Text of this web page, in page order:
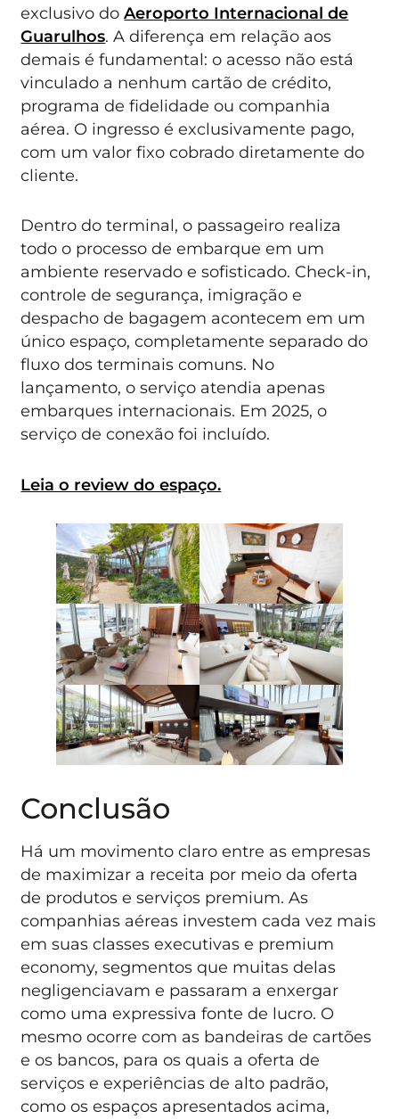
exclusivo doAeroporto Internacional de
Guarulhos. A diferença em relação aos
demais é fundamental: o acesso não está
vinculado a nenhum cartão de crédito,
programa de fidelidade ou companhia
aérea. O ingresso é exclusivamente pago,
com um valor fixo cobrado diretamente do
cliente.
Dentro do terminal, o passageiro realiza
todo o processo de embarque em um
ambiente reservado e sofisticado. Check-in,
controle de segurança, imigração e
despacho de bagagem acontecem em um
único espaço, completamente separado do
fluxo dos terminais comuns. No
lançamento, o serviço atendia apenas
embarques internacionais. Em 2025, o
serviço de conexão foi incluído.
Leia o review do espaço.
Conclusão
Há um movimento claro entre as empresas
de maximizar a receita por meio da oferta
de produtos e serviços premium. As
companhias aéreas investem cada vez mais
em suas classes executivas e premium
economy, segmentos que muitas delas
negligenciavam e passaram a enxergar
como uma expressiva fonte de lucro. O
mesmo ocorre com as bandeiras de cartões
e os bancos, para os quais a oferta de
serviços e experiências de alto padrão,
como os espaços apresentados acima,